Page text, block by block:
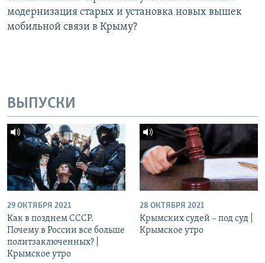
модернизация старых и установка новых вышек
мобильной связи в Крыму?
ВЫПУСКИ
29 ОКТЯБРЯ 2021
Как в позднем СССР.
Почему в России все больше
политзаключенных? |
Крымское утро
28 ОКТЯБРЯ 2021
Крымских судей – под суд |
Крымское утро